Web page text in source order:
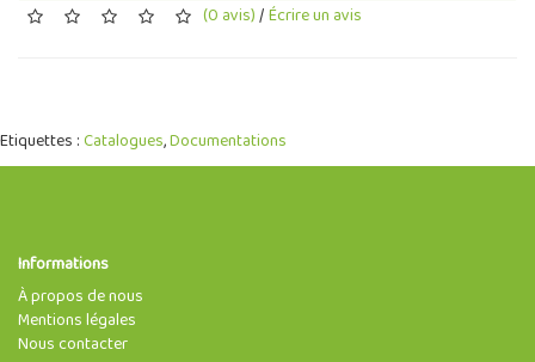
(0 avis)/Écrire un avis
Etiquettes :Catalogues,Documentations
Informations
À propos de nous
Mentions légales
Nous contacter